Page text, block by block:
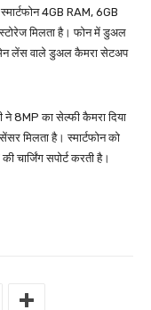
4GB RAM, 6GB
मिलता है। फोन में डुअल
मेन लेंस वाले डुअल कैमरा सेटअप
8MP का सेल्फी कैमरा दिया
मिलता है। स्मार्टफोन को
चार्जिंग सपोर्ट करती है।